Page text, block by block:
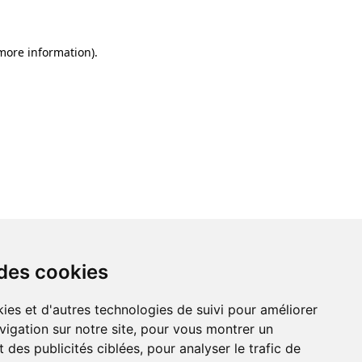
cookies
et d'autres technologies de suivi pour améliorer
sur notre site, pour vous montrer un
des publicités ciblées, pour analyser le trafic de
information).